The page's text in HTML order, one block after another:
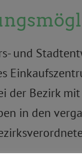
und
der Bezirk
in den